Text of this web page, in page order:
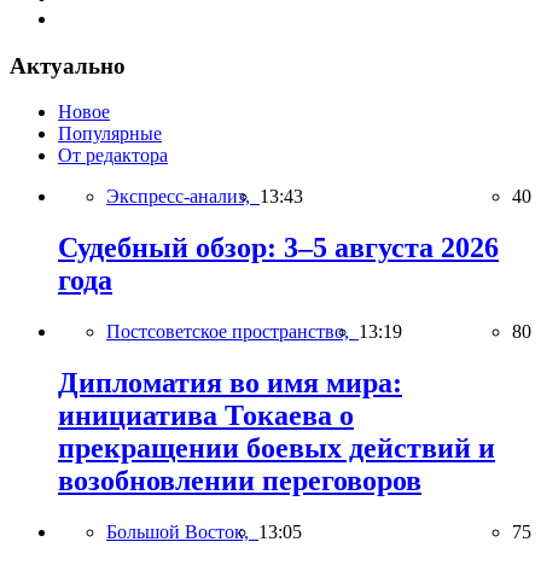
Актуально
Новое
Популярные
От редактора
Экспресс-анализ, 13:43 40
Судебный обзор: 3–5 августа 2026
года
Постсоветское пространство, 13:19 80
Дипломатия во имя мира:
инициатива Токаева о
прекращении боевых действий и
возобновлении переговоров
Большой Восток, 13:05 75